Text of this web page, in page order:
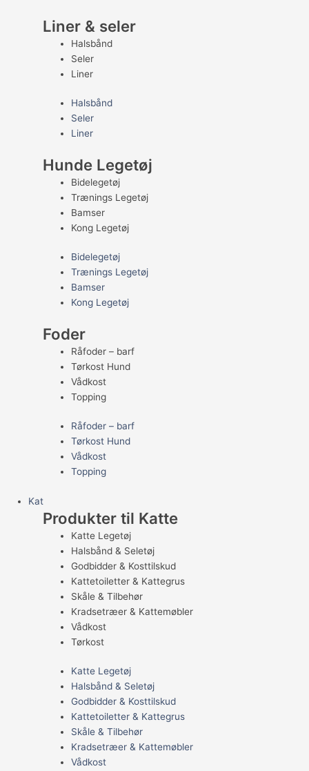
Liner & seler
Halsbånd
Seler
Liner
Halsbånd
Seler
Liner
Hunde Legetøj
Bidelegetøj
Trænings Legetøj
Bamser
Kong Legetøj
Bidelegetøj
Trænings Legetøj
Bamser
Kong Legetøj
Foder
Råfoder – barf
Tørkost Hund
Vådkost
Topping
Råfoder – barf
Tørkost Hund
Vådkost
Topping
Kat
Produkter til Katte
Katte Legetøj
Halsbånd & Seletøj
Godbidder & Kosttilskud
Kattetoiletter & Kattegrus
Skåle & Tilbehør
Kradsetræer & Kattemøbler
Vådkost
Tørkost
Katte Legetøj
Halsbånd & Seletøj
Godbidder & Kosttilskud
Kattetoiletter & Kattegrus
Skåle & Tilbehør
Kradsetræer & Kattemøbler
Vådkost